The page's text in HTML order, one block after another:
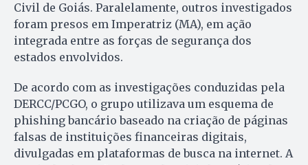
Civil de Goiás. Paralelamente, outros investigados
foram presos em Imperatriz (MA), em ação
integrada entre as forças de segurança dos
estados envolvidos.
De acordo com as investigações conduzidas pela
DERCC/PCGO, o grupo utilizava um esquema de
phishing bancário baseado na criação de páginas
falsas de instituições financeiras digitais,
divulgadas em plataformas de busca na internet. A